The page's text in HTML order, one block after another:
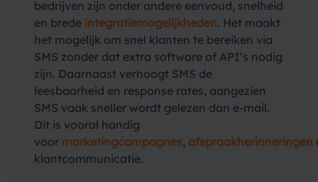
bedrijven zijn onder andere eenvoud, snelheid
en brede integratiemogelijkheden. Het maakt
het mogelijk om snel klanten te bereiken via
SMS zonder dat extra software of API’s nodig
zijn. Daarnaast verhoogt SMS de
leesbaarheid en response rates, aangezien
SMS vaak sneller wordt gelezen dan e-mail.
Dit is vooral handig
voor marketingcampagnes, afspraakherinneringen
klantcommunicatie.